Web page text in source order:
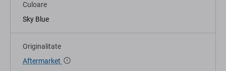
Culoare
Sky Blue
Originalitate
Aftermarket